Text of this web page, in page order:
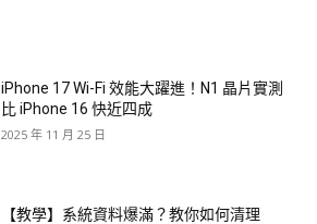
iPhone 17 Wi-Fi 效能大躍進！N1 晶片實測
比 iPhone 16 快近四成
2025 年 11 月 25 日
【教學】系統資料爆滿？教你如何清理